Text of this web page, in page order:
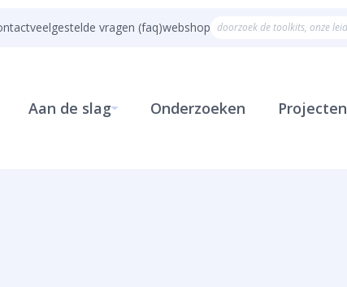
veelgestelde vragen (faq)webshop
Aan de slag Onderzoeken Projecten